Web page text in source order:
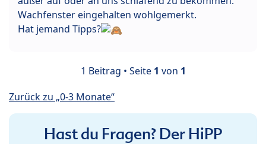
Wachfenster eingehalten wohlgemerkt.
Hat jemand Tipps?
1 Beitrag • Seite 1 von 1
Zurück zu „0-3 Monate“
Hast du Fragen? Der HiPP